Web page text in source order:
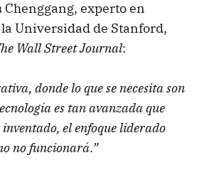
Chenggang, experto en
Universidad de Stanford,
Wall Street Journal:
donde lo que se necesita son
es tan avanzada que
inventado, el enfoque liderado
no funcionará.”